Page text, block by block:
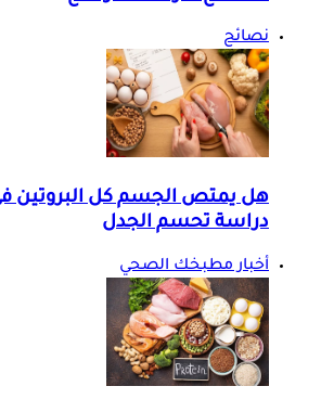
نصائح
هل يمتص الجسم كل البروتين
دراسة تحسم الجدل
أخبار مطبخك الصحي